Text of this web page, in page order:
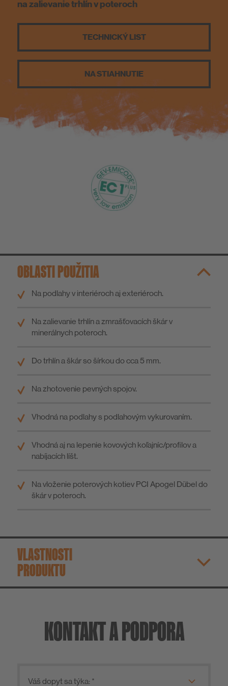
na zalievanie trhlín v poteroch
TECHNICKÝ LIST
NA STIAHNUTIE
OBLASTI POUŽITIA
Na podlahy v interiéroch aj exteriéroch.
Na zalievanie trhlín a zmrašťovacích škár v
minerálnych poteroch.
Do trhlín a škár so šírkou do cca 5 mm.
Na zhotovenie pevných spojov.
Vhodná na podlahy s podlahovým vykurovaním.
Vhodná aj na lepenie kovových koľajníc/profilov a
nabíjacích líšt.
Na vloženie poterových kotiev PCI Apogel Dübel do
škár v poteroch.
VLASTNOSTI
PRODUKTU
KONTAKT A PODPORA